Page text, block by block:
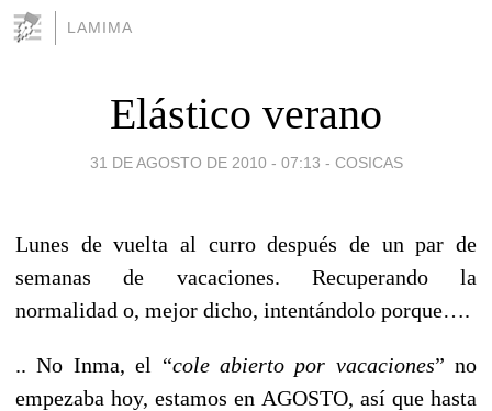
LAMIMA
Elástico verano
31 DE AGOSTO DE 2010 - 07:13 - COSICAS
Lunes de vuelta al curro después de un par de
semanas de vacaciones. Recuperando la
normalidad o, mejor dicho, intentándolo porque….
.. No Inma, el “cole abierto por vacaciones” no
empezaba hoy, estamos en AGOSTO, así que hasta